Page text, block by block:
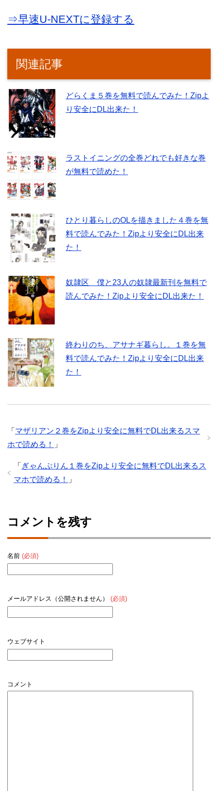
⇒早速U-NEXTに登録する
関連記事
どらくま５巻を無料で読んでみた！Zipよ
り安全にDL出来た！
ラストイニングの全巻どれでも好きな巻
が無料で読めた！
ひとり暮らしのOLを描きました４巻を無
料で読んでみた！Zipより安全にDL出来
た！
奴隷区 僕と23人の奴隷最新刊を無料で
読んでみた！Zipより安全にDL出来た！
終わりのち、アサナギ暮らし。１巻を無
料で読んでみた！Zipより安全にDL出来
た！
「 マザリアン２巻をZipより安全に無料でDL出来るスマ
ホで読める！
」
「 ぎゃんぷりん１巻をZipより安全に無料でDL出来るス
マホで読める！
」
コメントを残す
名前 (必須)
メールアドレス（公開されません） (必須)
ウェブサイト
コメント